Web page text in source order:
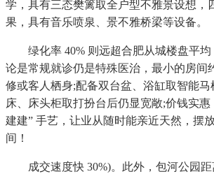
学，具有三态樊篱取全户型不雅景设想，
果，具有音乐喷泉、景不雅桥梁等设备。
绿化率 40% 则远超合肥从城楼盘平均
论是常规就诊仍是特殊医治，最小的房间
修或客人栖身;配备双台盆、浴缸取智能马
床、床头柜取打扮台后仍显宽敞;价钱实
建建” 手艺，让业从随时能亲近天然，摆
间！
成交速度快 30%)。此外，包河公园距